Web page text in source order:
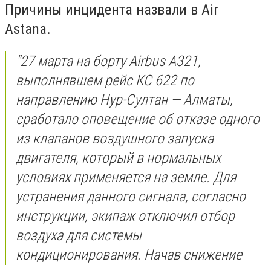
Причины инцидента назвали в Air
Astana.
"27 марта на борту Airbus А321,
выполнявшем рейс КС 622 по
направлению Нур-Султан — Алматы,
сработало оповещение об отказе одного
из клапанов воздушного запуска
двигателя, который в нормальных
условиях применяется на земле. Для
устранения данного сигнала, согласно
инструкции, экипаж отключил отбор
воздуха для системы
кондиционирования. Начав снижение